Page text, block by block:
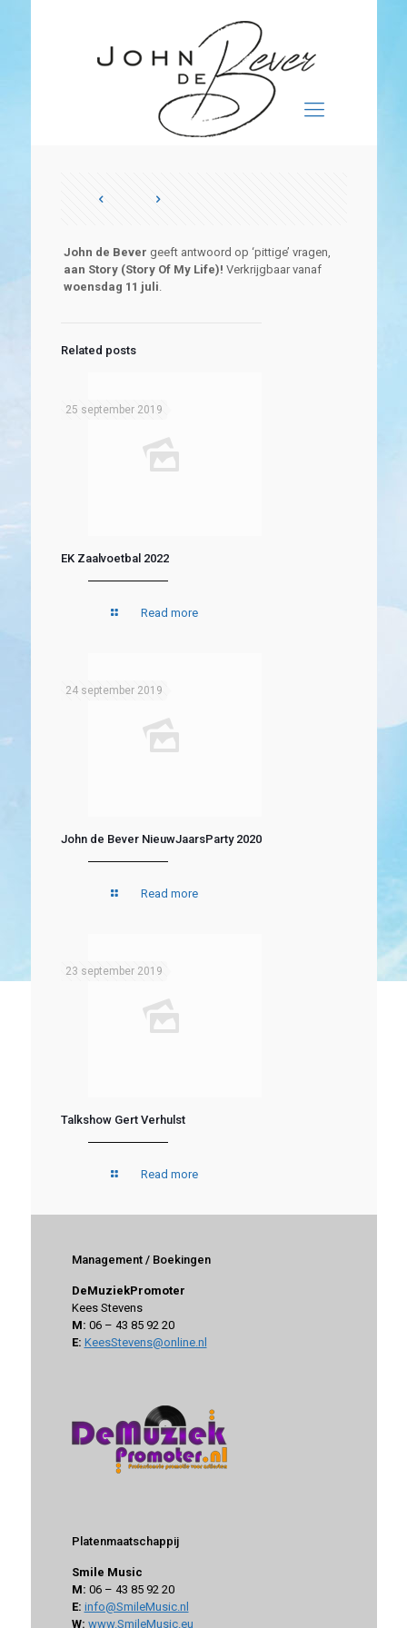
John de Bever geeft antwoord op ‘pittige’ vragen,
aan Story (Story Of My Life)! Verkrijgbaar vanaf
woensdag 11 juli.
Related posts
25 september 2019
EK Zaalvoetbal 2022
Read more
24 september 2019
John de Bever NieuwJaarsParty 2020
Read more
23 september 2019
Talkshow Gert Verhulst
Read more
Management / Boekingen
DeMuziekPromoter
Kees Stevens
M: 06 – 43 85 92 20
E: KeesStevens@online.nl
Platenmaatschappij
Smile Music
M: 06 – 43 85 92 20
E: info@SmileMusic.nl
W: www.SmileMusic.eu